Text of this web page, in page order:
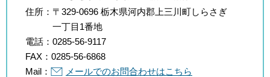
住所： 〒329-0696 栃木県河内郡上三川町しらさぎ
一丁目1番地
電話： 0285-56-9117
FAX： 0285-56-6868
Mail：
メールでのお問合わせはこちら